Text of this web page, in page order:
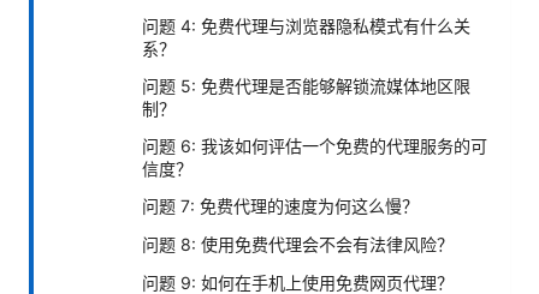
问题 4: 免费代理与浏览器隐私模式有什么关
系？
问题 5: 免费代理是否能够解锁流媒体地区限
制？
问题 6: 我该如何评估一个免费的代理服务的可
信度？
问题 7: 免费代理的速度为何这么慢？
问题 8: 使用免费代理会不会有法律风险？
问题 9: 如何在手机上使用免费网页代理？